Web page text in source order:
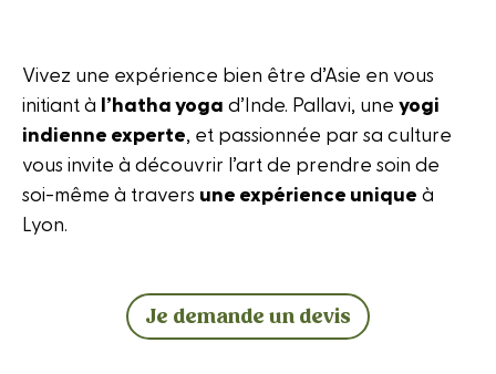
Vivez une expérience bien être d’Asie en vous
initiant à l’hatha yoga d’Inde. Pallavi, une yogi
indienne experte, et passionnée par sa culture
vous invite à découvrir l’art de prendre soin de
soi-même à travers une expérience unique à
Lyon.
Je demande un devis